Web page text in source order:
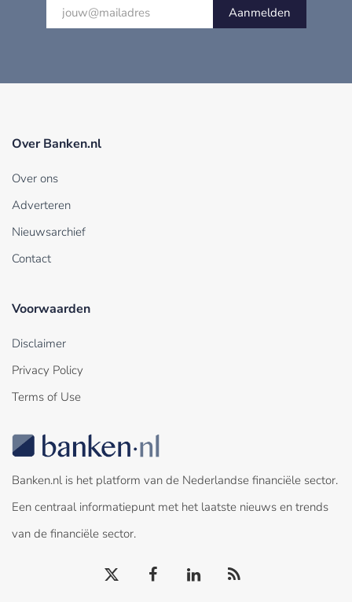
Aanmelden
Over Banken.nl
Over ons
Adverteren
Nieuwsarchief
Contact
Voorwaarden
Disclaimer
Privacy Policy
Terms of Use
Banken.nl is het platform van de Nederlandse financiële sector.
Een centraal informatiepunt met het laatste nieuws en trends
van de financiële sector.